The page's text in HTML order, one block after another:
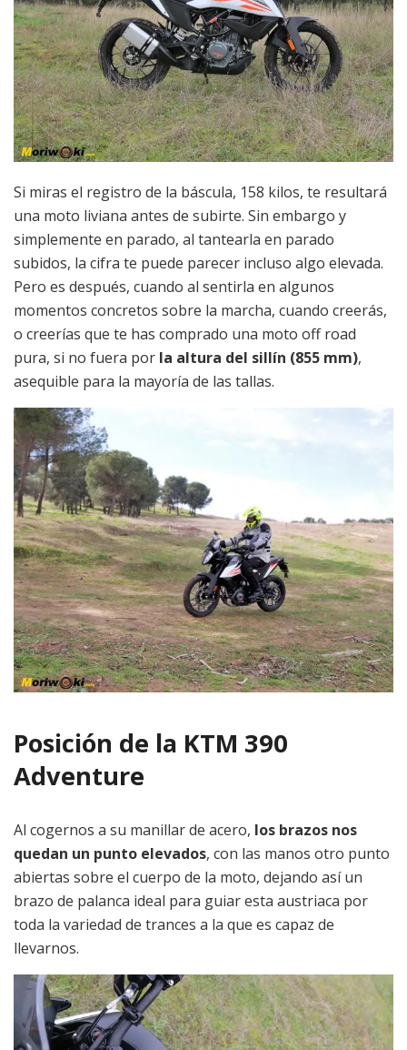
Si miras el registro de la báscula, 158 kilos, te resultará
una moto liviana antes de subirte. Sin embargo y
simplemente en parado, al tantearla en parado
subidos, la cifra te puede parecer incluso algo elevada.
Pero es después, cuando al sentirla en algunos
momentos concretos sobre la marcha, cuando creerás,
o creerías que te has comprado una moto off road
pura, si no fuera por la altura del sillín (855 mm),
asequible para la mayoría de las tallas.
Posición de la KTM 390
Adventure
Al cogernos a su manillar de acero, los brazos nos
quedan un punto elevados, con las manos otro punto
abiertas sobre el cuerpo de la moto, dejando así un
brazo de palanca ideal para guiar esta austriaca por
toda la variedad de trances a la que es capaz de
llevarnos.